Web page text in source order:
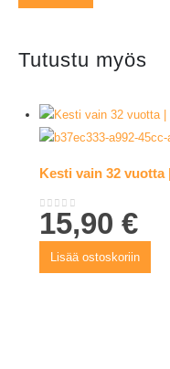
Tutustu myös
Kesti vain 32 vuotta
0out of 5
15,90€
Lisää ostoskoriin